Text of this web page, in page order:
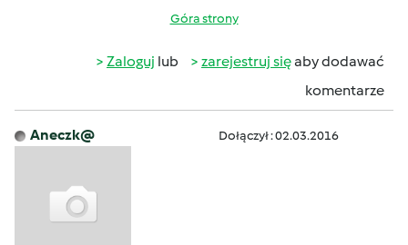
Góra strony
Zaloguj lub zarejestruj sięaby dodawać
komentarze
Aneczk@ Dołączył : 02.03.2016